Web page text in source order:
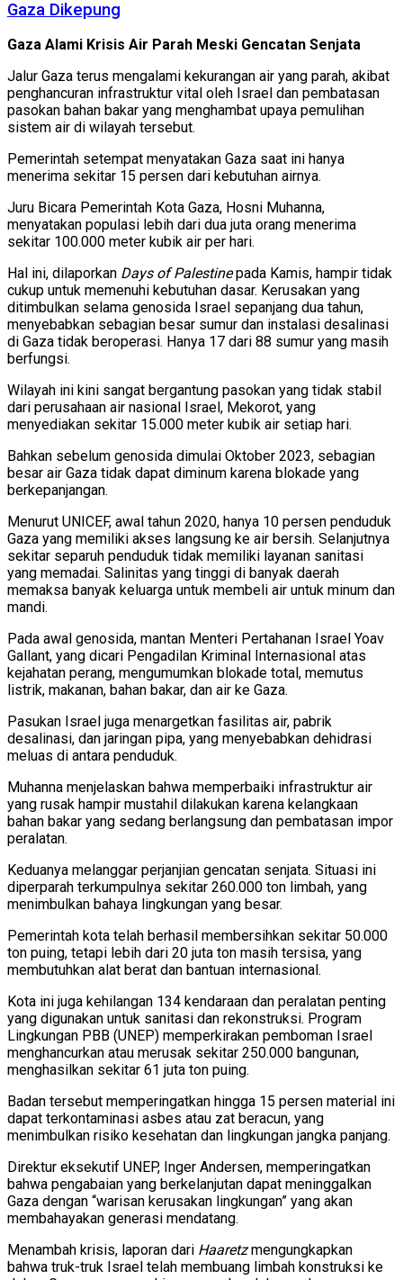
Gaza Dikepung
Gaza Alami Krisis Air Parah Meski Gencatan Senjata
Jalur Gaza terus mengalami kekurangan air yang parah, akibat
penghancuran infrastruktur vital oleh Israel dan pembatasan
pasokan bahan bakar yang menghambat upaya pemulihan
sistem air di wilayah tersebut.
Pemerintah setempat menyatakan Gaza saat ini hanya
menerima sekitar 15 persen dari kebutuhan airnya.
Juru Bicara Pemerintah Kota Gaza, Hosni Muhanna,
menyatakan populasi lebih dari dua juta orang menerima
sekitar 100.000 meter kubik air per hari.
Hal ini, dilaporkan Days of Palestinepada Kamis, hampir tidak
cukup untuk memenuhi kebutuhan dasar. Kerusakan yang
ditimbulkan selama genosida Israel sepanjang dua tahun,
menyebabkan sebagian besar sumur dan instalasi desalinasi
di Gaza tidak beroperasi. Hanya 17 dari 88 sumur yang masih
berfungsi.
Wilayah ini kini sangat bergantung pasokan yang tidak stabil
dari perusahaan air nasional Israel, Mekorot, yang
menyediakan sekitar 15.000 meter kubik air setiap hari.
Bahkan sebelum genosida dimulai Oktober 2023, sebagian
besar air Gaza tidak dapat diminum karena blokade yang
berkepanjangan.
Menurut UNICEF, awal tahun 2020, hanya 10 persen penduduk
Gaza yang memiliki akses langsung ke air bersih. Selanjutnya
sekitar separuh penduduk tidak memiliki layanan sanitasi
yang memadai. Salinitas yang tinggi di banyak daerah
memaksa banyak keluarga untuk membeli air untuk minum dan
mandi.
Pada awal genosida, mantan Menteri Pertahanan Israel Yoav
Gallant, yang dicari Pengadilan Kriminal Internasional atas
kejahatan perang, mengumumkan blokade total, memutus
listrik, makanan, bahan bakar, dan air ke Gaza.
Pasukan Israel juga menargetkan fasilitas air, pabrik
desalinasi, dan jaringan pipa, yang menyebabkan dehidrasi
meluas di antara penduduk.
Muhanna menjelaskan bahwa memperbaiki infrastruktur air
yang rusak hampir mustahil dilakukan karena kelangkaan
bahan bakar yang sedang berlangsung dan pembatasan impor
peralatan.
Keduanya melanggar perjanjian gencatan senjata. Situasi ini
diperparah terkumpulnya sekitar 260.000 ton limbah, yang
menimbulkan bahaya lingkungan yang besar.
Pemerintah kota telah berhasil membersihkan sekitar 50.000
ton puing, tetapi lebih dari 20 juta ton masih tersisa, yang
membutuhkan alat berat dan bantuan internasional.
Kota ini juga kehilangan 134 kendaraan dan peralatan penting
yang digunakan untuk sanitasi dan rekonstruksi. Program
Lingkungan PBB (UNEP) memperkirakan pemboman Israel
menghancurkan atau merusak sekitar 250.000 bangunan,
menghasilkan sekitar 61 juta ton puing.
Badan tersebut memperingatkan hingga 15 persen material ini
dapat terkontaminasi asbes atau zat beracun, yang
menimbulkan risiko kesehatan dan lingkungan jangka panjang.
Direktur eksekutif UNEP, Inger Andersen, memperingatkan
bahwa pengabaian yang berkelanjutan dapat meninggalkan
Gaza dengan “warisan kerusakan lingkungan” yang akan
membahayakan generasi mendatang.
Menambah krisis, laporan dari Haaretzmengungkapkan
bahwa truk-truk Israel telah membuang limbah konstruksi ke